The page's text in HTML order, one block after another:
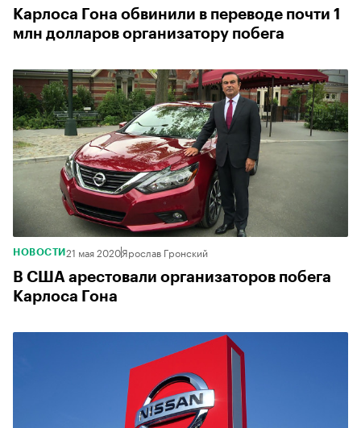
Карлоса Гона обвинили в переводе почти 1
млн долларов организатору побега
НОВОСТИ 21 мая 2020Ярослав Гронский
В США арестовали организаторов побега
Карлоса Гона